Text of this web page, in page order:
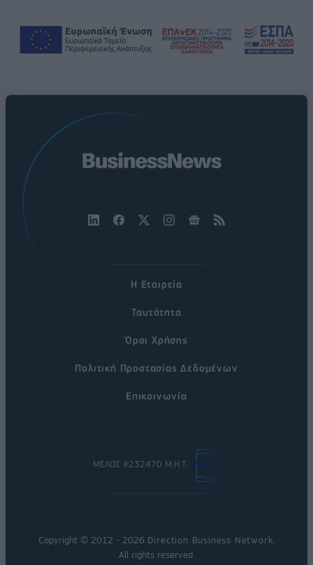
Η Εταιρεία
Ταυτότητα
Όροι Χρήσης
Πολιτική Προστασίας Δεδομένων
Επικοινωνία
ΜΕΛΟΣ #232470 Μ.Η.Τ.
Copyright © 2012 - 2026 Direction Business Network
All rights reserved.